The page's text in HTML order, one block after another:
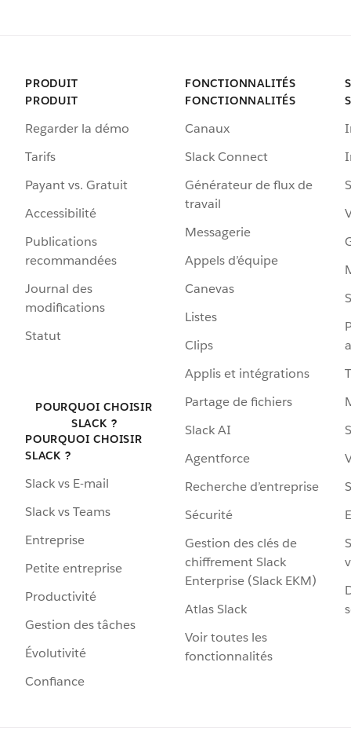
PRODUIT
PRODUIT
Regarder la démo
Tarifs
Payant vs. Gratuit
Accessibilité
Publications
recommandées
Journal des
modifications
Statut
POURQUOI CHOISIR
SLACK ?
POURQUOI CHOISIR
SLACK ?
Slack vs E-mail
Slack vs Teams
Entreprise
Petite entreprise
Productivité
Gestion des tâches
Évolutivité
Confiance
FONCTIONNALITÉS
FONCTIONNALITÉS
Canaux
Slack Connect
Générateur de flux de
travail
Messagerie
Appels d’équipe
Canevas
Listes
Clips
Applis et intégrations
Partage de fichiers
Slack AI
Agentforce
Recherche d’entreprise
Sécurité
Gestion des clés de
chiffrement Slack
Enterprise (Slack EKM)
Atlas Slack
Voir toutes les
fonctionnalités